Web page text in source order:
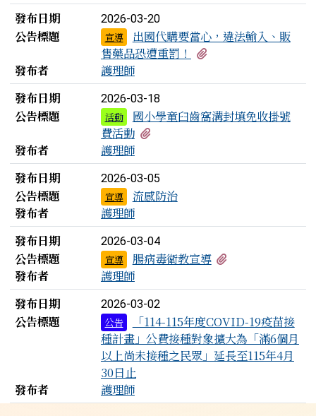
發布日期
2026-03-20
公告標題 宣導
出國代購要當心，違法輸入、販
售藥品恐遭重罰！
發布者
護理師
發布日期
2026-03-18
公告標題 活動
國小學童臼齒窩溝封填免收掛號
費活動
發布者
護理師
發布日期
2026-03-05
公告標題 宣導
流感防治
發布者
護理師
發布日期
2026-03-04
公告標題 宣導 腸病毒衛教宣導
發布者
護理師
發布日期
2026-03-02
公告標題 公告
「114-115年度COVID-19疫苗接
種計畫」公費接種對象擴大為「滿6個月
以上尚未接種之民眾」延長至115年4月
30日止
發布者
護理師